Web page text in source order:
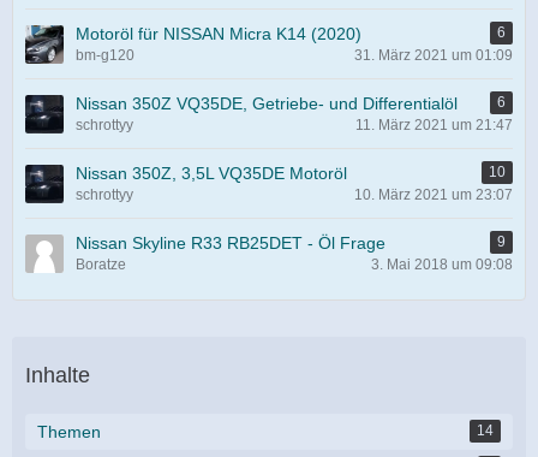
Motoröl für NISSAN Micra K14 (2020)
6
bm-g120
31. März 2021 um 01:09
Nissan 350Z VQ35DE, Getriebe- und Differentialöl
6
schrottyy
11. März 2021 um 21:47
Nissan 350Z, 3,5L VQ35DE Motoröl
10
schrottyy
10. März 2021 um 23:07
Nissan Skyline R33 RB25DET - Öl Frage
9
Boratze
3. Mai 2018 um 09:08
Inhalte
Themen 14